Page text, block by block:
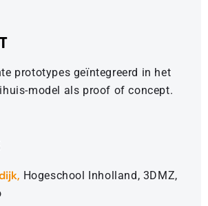
prototypes geïntegreerd in het
model als proof of concept.
Hogeschool Inholland, 3DMZ,